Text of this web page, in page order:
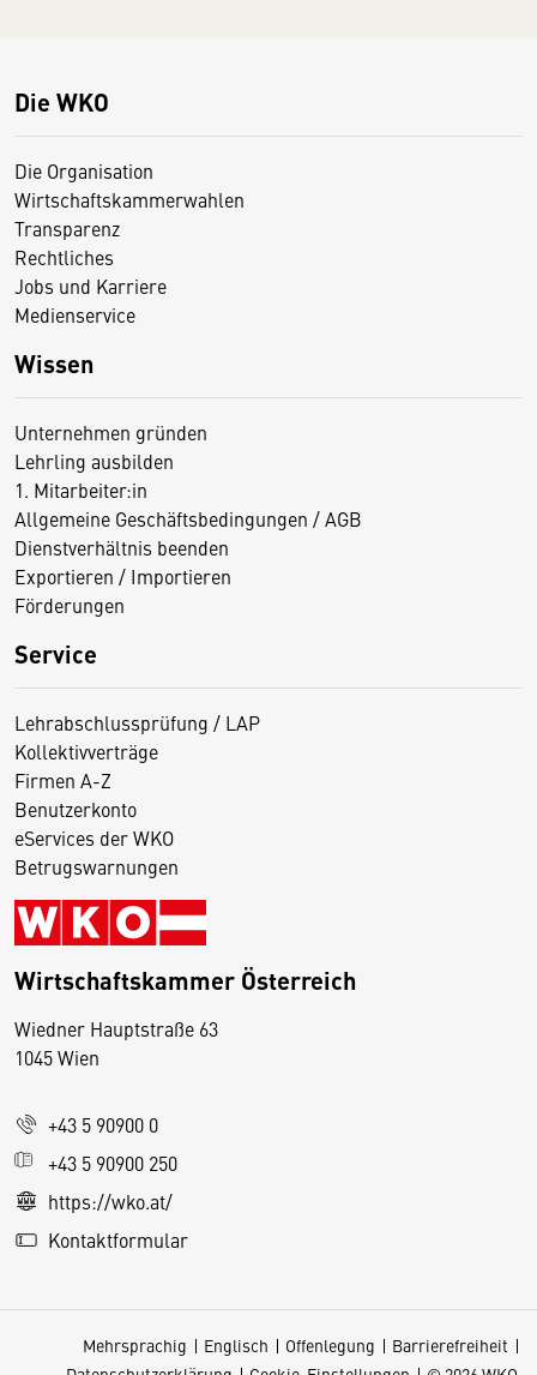
Die WKO
Die Organisation
Wirtschaftskammerwahlen
Transparenz
Rechtliches
Jobs und Karriere
Medienservice
Wissen
Unternehmen gründen
Lehrling ausbilden
1. Mitarbeiter:in
Allgemeine Geschäftsbedingungen / AGB
Dienstverhältnis beenden
Exportieren / Importieren
Förderungen
Service
Lehrabschlussprüfung / LAP
Kollektivverträge
Firmen A-Z
Benutzerkonto
eServices der WKO
Betrugswarnungen
Wirtschaftskammer Österreich
Wiedner Hauptstraße 63
1045 Wien
+43 5 90900 0
+43 5 90900 250
https://wko.at/
Kontaktformular
Mehrsprachig Englisch Offenlegung
Barrierefreiheit
D
s
e
S
e